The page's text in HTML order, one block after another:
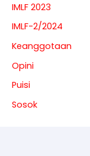
IMLF 2023
IMLF-2/2024
Keanggotaan
Opini
Puisi
Sosok